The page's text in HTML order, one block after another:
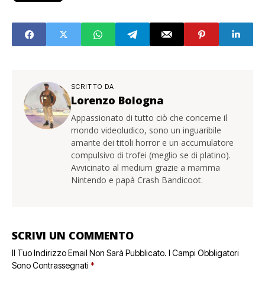
SCRITTO DA
Lorenzo Bologna
Appassionato di tutto ciò che concerne il
mondo videoludico, sono un inguaribile
amante dei titoli horror e un accumulatore
compulsivo di trofei (meglio se di platino).
Avvicinato al medium grazie a mamma
Nintendo e papà Crash Bandicoot.
SCRIVI UN COMMENTO
Il Tuo Indirizzo Email Non Sarà Pubblicato. I Campi Obbligatori
Sono Contrassegnati *